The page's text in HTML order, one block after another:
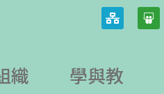
織 學與教